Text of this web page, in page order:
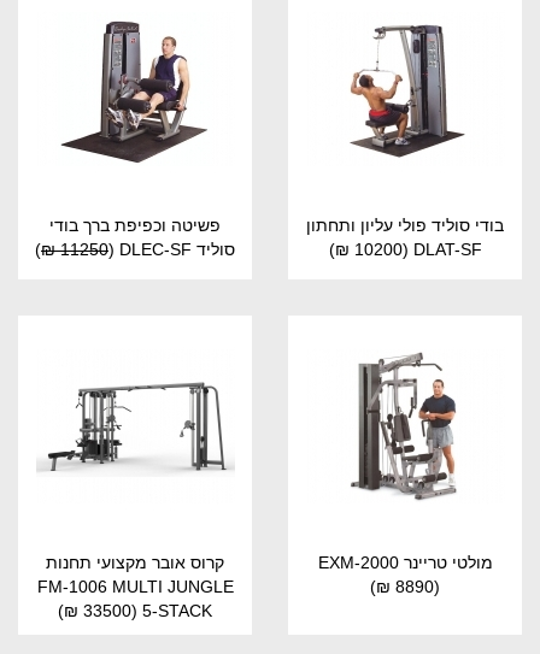
בודי סוליד פולי עליון ותחתון
DLAT-SF
(10200 ₪)
פשיטה וכפיפת ברך בודי
סוליד DLEC-SF
(
11250 ₪
)
מולטי טריינר EXM-2000
(8890 ₪)
קרוס אובר מקצועי תחנות
FM-1006 MULTI JUNGLE
5-STACK
(33500 ₪)